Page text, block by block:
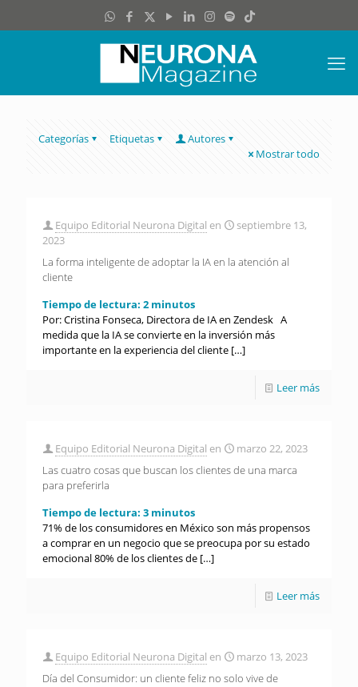
Categorías Etiquetas
Autores
Mostrar todo
Equipo Editorial Neurona Digital en
septiembre 13,
2023
La forma inteligente de adoptar la IA en la atención al
cliente
Tiempo de lectura: 2 minutos
Por: Cristina Fonseca, Directora de IA en Zendesk A
medida que la IA se convierte en la inversión más
importante en la experiencia del cliente […]
Leer más
Equipo Editorial Neurona Digital en
marzo 22, 2023
Las cuatro cosas que buscan los clientes de una marca
para preferirla
Tiempo de lectura: 3 minutos
71% de los consumidores en México son más propensos
a comprar en un negocio que se preocupa por su estado
emocional 80% de los clientes de […]
Leer más
Equipo Editorial Neurona Digital en
marzo 13, 2023
Día del Consumidor: un cliente feliz no solo vive de